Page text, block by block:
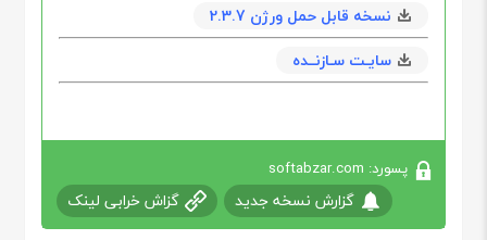
نسخه قابل حمل ورژن 2.3.7
سایـت سـازنــده
پسورد: softabzar.com
گزارش نسخه جدید گزاش خرابی لینک